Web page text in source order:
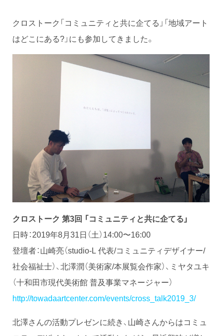
クロストーク「コミュニティと共に企てる」「地域アート
はどこにある?」にも参加してきました。
クロストーク 第3回 「コミュニティと共に企てる」
日時：2019年8月31日（土）14:00〜16:00
登壇者：山崎亮（studio-L 代表/コミュニティデザイナー/
社会福祉士）、北澤潤（美術家/本展覧会作家）、ミヤタユキ
（十和田市現代美術館 普及事業マネージャー）
http://towadaartcenter.com/events/cross_talk2019_3/
北澤さんの活動プレゼンに続き、山崎さんからはコミュ